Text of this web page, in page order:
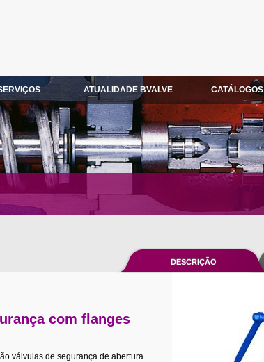
ATUALIDADE BVALVE CATÁLOGOS
DESCRIÇÃO
com flanges
válvulas de segurança de abertura